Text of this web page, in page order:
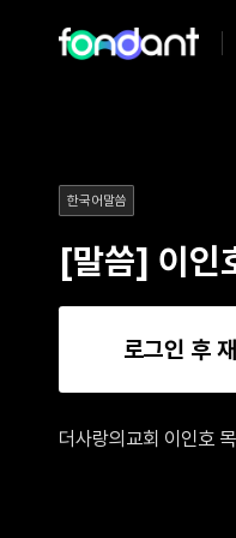
한국어말씀
[말씀] 이인
로그인 후
더사랑의교회 이인호